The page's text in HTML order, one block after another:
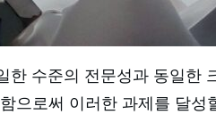
한 수준의 전문성과 동일
으로써 이러한 과제를 달성